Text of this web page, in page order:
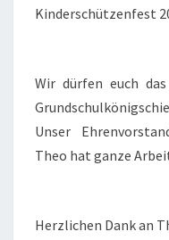
Kinderschützenfest
Wir dürfen euch
Unser
Theo hat ganze
Herzlichen Dank an